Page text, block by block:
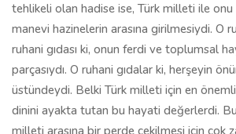
tehlikeli olan hadise ise, Türk milleti ile
manevi hazinelerin arasına girilmesiydi. O
ruhani gıdası ki, onun ferdi ve toplumsal
parçasıydı. O ruhani gıdalar ki, herşeyin
üstündeydi. Belki Türk milleti için en
dinini ayakta tutan bu hayati değerlerdi.
milleti arasına bir perde çekilmesi için çok